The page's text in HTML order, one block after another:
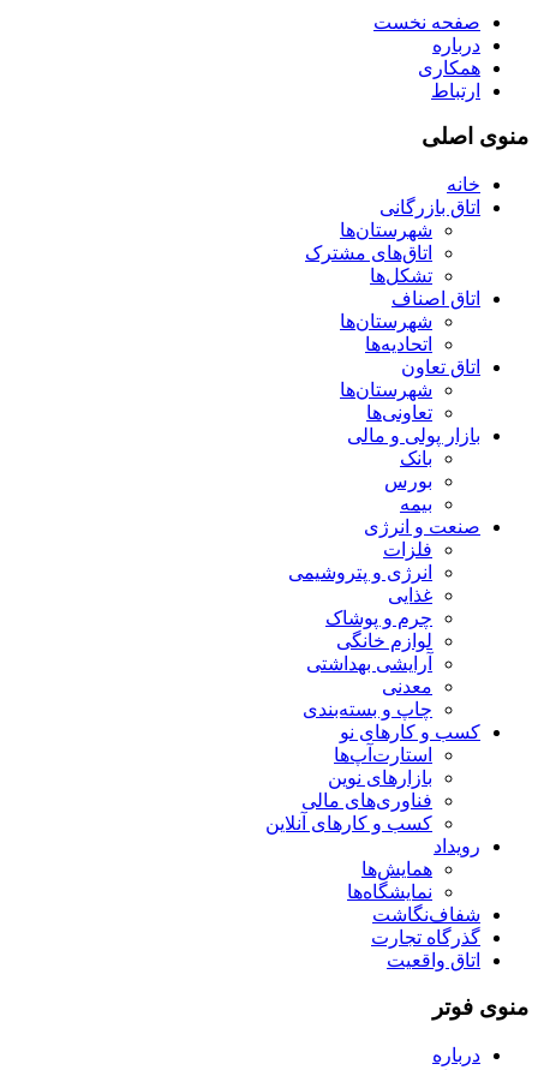
صفحه نخست
درباره
همکاری
ارتباط
منوی اصلی
خانه
اتاق بازرگانی
شهرستان‌ها
اتاق‌های مشترک
تشکل‌ها
اتاق اصناف
شهرستان‌ها
اتحادیه‌ها
اتاق تعاون
شهرستان‌ها
تعاونی‌ها
بازار پولی و مالی
بانک
بورس
بیمه
صنعت و انرژی
فلزات
انرژی و پتروشیمی
غذایی
چرم و پوشاک
لوازم خانگی
آرایشی بهداشتی
معدنی
چاپ و بسته‌بندی
کسب و کارهای نو
استارت‌آپ‌ها
بازارهای نوین
فناوری‌های مالی
کسب و کارهای آنلاین
رویداد
همایش‌ها
نمایشگاه‌ها
شفاف‌نگاشت
گذرگاه تجارت
اتاق واقعیت
منوی فوتر
درباره